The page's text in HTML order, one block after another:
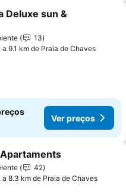
aos favoritos
Deluxe sun &
13
a 9.1 km de Praia de Chaves
Ver preços
aos favoritos
42
a 8.3 km de Praia de Chaves